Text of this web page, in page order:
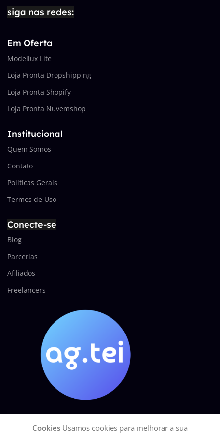
siga nas redes:
Em Oferta
Modellux Lite
Loja Pronta Dropshipping
Loja Pronta Shopify
Loja Pronta Nuvemshop
Institucional
Quem Somos
Contato
Políticas Gerais
Termos de Uso
Conecte-se
Blog
Parcerias
Afiliados
Freelancers
AGÊNCIA TEI 2025 Todos os direitos reservados.GOOGLE Site Seguro
Cookies Usamos cookies para melhorar a sua